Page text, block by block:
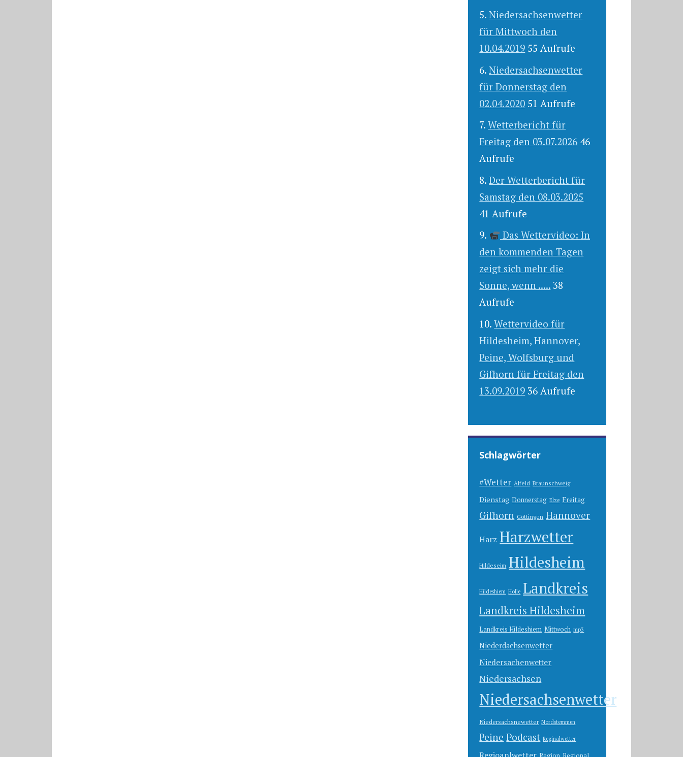
Niedersachsenwetter
für Mittwoch den
10.04.2019 55 Aufrufe
Niedersachsenwetter
für Donnerstag den
02.04.2020 51 Aufrufe
Wetterbericht für
Freitag den 03.07.2026 46
Aufrufe
Der Wetterbericht für
Samstag den 08.03.2025
41 Aufrufe
Das Wettervideo: In
den kommenden Tagen
zeigt sich mehr die
Sonne, wenn ..... 38
Aufrufe
Wettervideo für
Hildesheim, Hannover,
Peine, Wolfsburg und
Gifhorn für Freitag den
13.09.2019 36 Aufrufe
Schlagwörter
#Wetter Alfeld Braunschweig
Dienstag Donnerstag Elze Freitag
Gifhorn Göttingen Hannover
Harz Harzwetter
Hildeseim Hildesheim
Hildeshiem Holle Landkreis
Landkreis Hildesheim
Landkreis Hildeshiem Mittwoch mp3
Niederdachsenwetter
Niedersachenwetter
Niedersachsen
Niedersachsenwetter
Niedersachsnewetter Nordstemmen
Peine Podcast Reginalwetter